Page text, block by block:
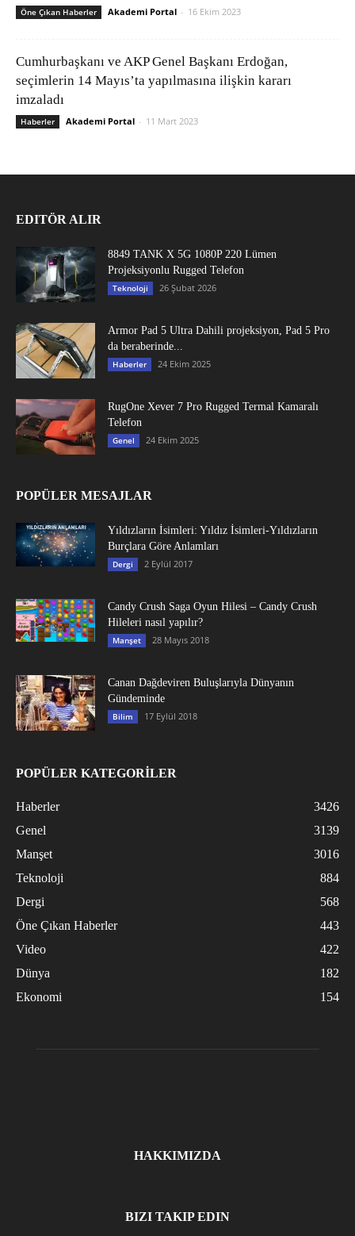
Öne Çıkan Haberler Akademi Portal - 16 Ekim 2023
Cumhurbaşkanı ve AKP Genel Başkanı Erdoğan,
seçimlerin 14 Mayıs’ta yapılmasına ilişkin kararı
imzaladı
Haberler Akademi Portal - 11 Mart 2023
EDITÖR ALIR
8849 TANK X 5G 1080P 220 Lümen
Projeksiyonlu Rugged Telefon
Teknoloji 26 Şubat 2026
Armor Pad 5 Ultra Dahili projeksiyon, Pad 5 Pro
da beraberinde...
Haberler 24 Ekim 2025
RugOne Xever 7 Pro Rugged Termal Kamaralı
Telefon
Genel 24 Ekim 2025
POPÜLER MESAJLAR
Yıldızların İsimleri: Yıldız İsimleri-Yıldızların
Burçlara Göre Anlamları
Dergi 2 Eylül 2017
Candy Crush Saga Oyun Hilesi – Candy Crush
Hileleri nasıl yapılır?
Manşet 28 Mayıs 2018
Canan Dağdeviren Buluşlarıyla Dünyanın
Gündeminde
Bilim 17 Eylül 2018
POPÜLER KATEGORİLER
Haberler
3426
Genel
3139
Manşet
3016
Teknoloji
884
Dergi
568
Öne Çıkan Haberler
443
Video
422
Dünya
182
Ekonomi
154
HAKKIMIZDA
BIZI TAKIP EDIN